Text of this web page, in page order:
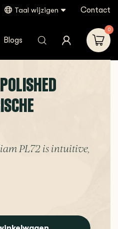
Taal wijzigen Contact
Blogs
0
PL72 is intuitive,